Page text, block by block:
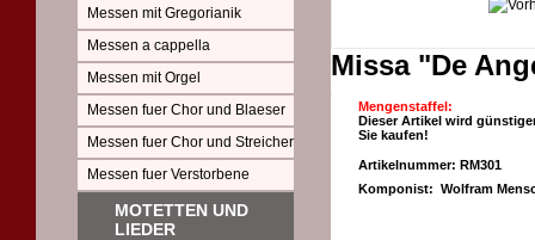
Messen mit Gregorianik
Messen a cappella
Messen mit Orgel
Messen fuer Chor und Blaeser
Messen fuer Chor und Streicher
Messen fuer Verstorbene
MOTETTEN UND
LIEDER
Missa "De
Mengenstaffel:
Dieser Artikel wird
Sie kaufen!
Artikelnummer: RM301
Komponist: Wolfram